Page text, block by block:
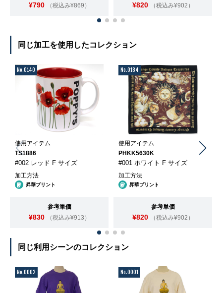
¥790 （税込み¥869） ¥820 （税込み¥902）
同じ加工を使用したコレクション
No.0140
使用アイテム
TS1886
#002 レッド F サイズ
加工方法
昇華プリント
参考単価
¥830 （税込み¥913）
No.0184
使用アイテム
PHKK5630K
#001 ホワイト F サイズ
加工方法
昇華プリント
参考単価
¥820 （税込み¥902）
同じ利用シーンのコレクション
No.0002 No.0001